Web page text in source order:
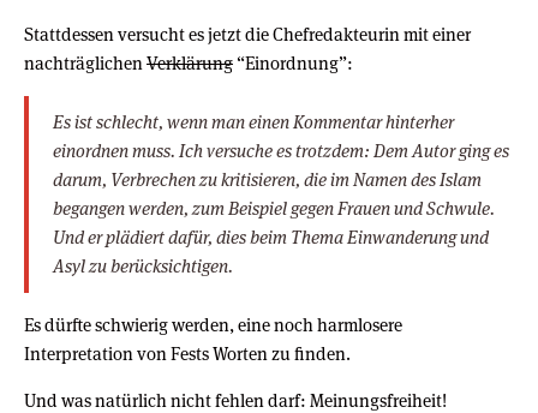
Stattdessen versucht es jetzt die Chefredakteurin mit einer
nachträglichen Verklärung “Einordnung”:
Es ist schlecht, wenn man einen Kommentar hinterher
einordnen muss. Ich versuche es trotzdem: Dem Autor ging es
darum, Verbrechen zu kritisieren, die im Namen des Islam
begangen werden, zum Beispiel gegen Frauen und Schwule.
Und er plädiert dafür, dies beim Thema Einwanderung und
Asyl zu berücksichtigen.
Es dürfte schwierig werden, eine noch harmlosere
Interpretation von Fests Worten zu finden.
Und was natürlich nicht fehlen darf: Meinungsfreiheit!